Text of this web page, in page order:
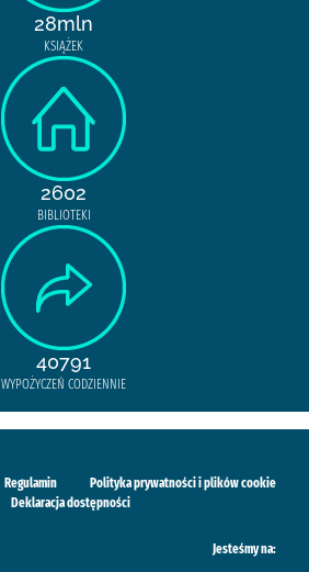
28mln
KSIĄŻEK
2602
BIBLIOTEKI
40791
WYPOŻYCZEŃ CODZIENNIE
Regulamin
Polityka prywatności i plików cookie
Deklaracja dostępności
Jesteśmy na: